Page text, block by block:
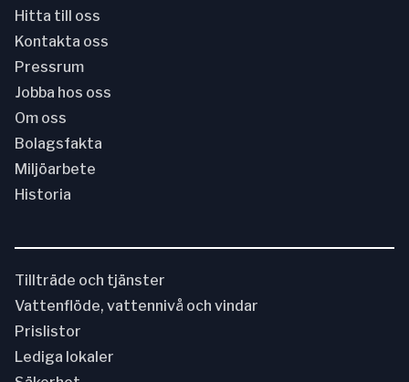
Hitta till oss
Kontakta oss
Pressrum
Jobba hos oss
Om oss
Bolagsfakta
Miljöarbete
Historia
Tillträde och tjänster
Vattenflöde, vattennivå och vindar
Prislistor
Lediga lokaler